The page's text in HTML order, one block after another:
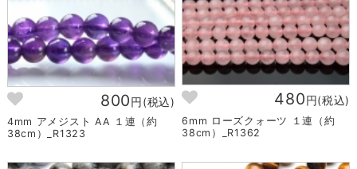
800円(税込)
4mm アメジスト AA １連（約
38cm）_R1323
480円(税込)
6mm ローズクォーツ １連（約
38cm）_R1362